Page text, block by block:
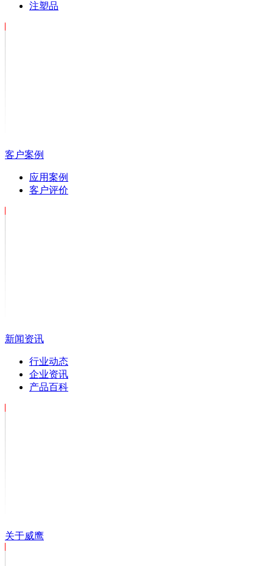
注塑品
客户案例
应用案例
客户评价
新闻资讯
行业动态
企业资讯
产品百科
关于威鹰